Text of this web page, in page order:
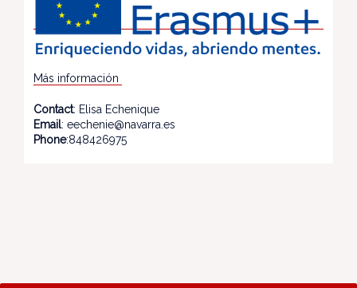
Más información
Contact: Elisa Echenique
Email: eechenie@navarra.es
Phone:848426975